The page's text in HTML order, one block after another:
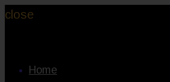
close
Home